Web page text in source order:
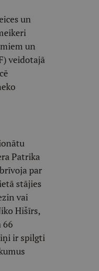
un
un
veidotajā
Patrika
par
stājies
vai
Hišīrs,
66
ir spilgti